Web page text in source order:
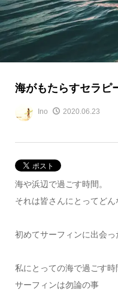
海がもたらすセラピ
Ino 2020.06.23
海や浜辺で過ごす時間。
それは皆さんにとってどん
初めてサーフィンに出会
私にとっての海で過ごす時
サーフィンは勿論の事